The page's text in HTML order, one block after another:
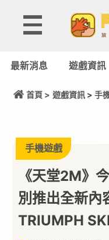
最新消息 遊戲資訊
首頁 > 遊戲資訊> 手
手機遊戲
《天堂2M》
別推出全新內
TRIUMPH